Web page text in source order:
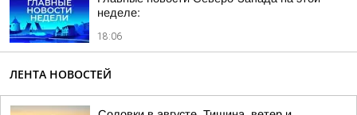
неделе:
18:06
ЛЕНТА НОВОСТЕЙ